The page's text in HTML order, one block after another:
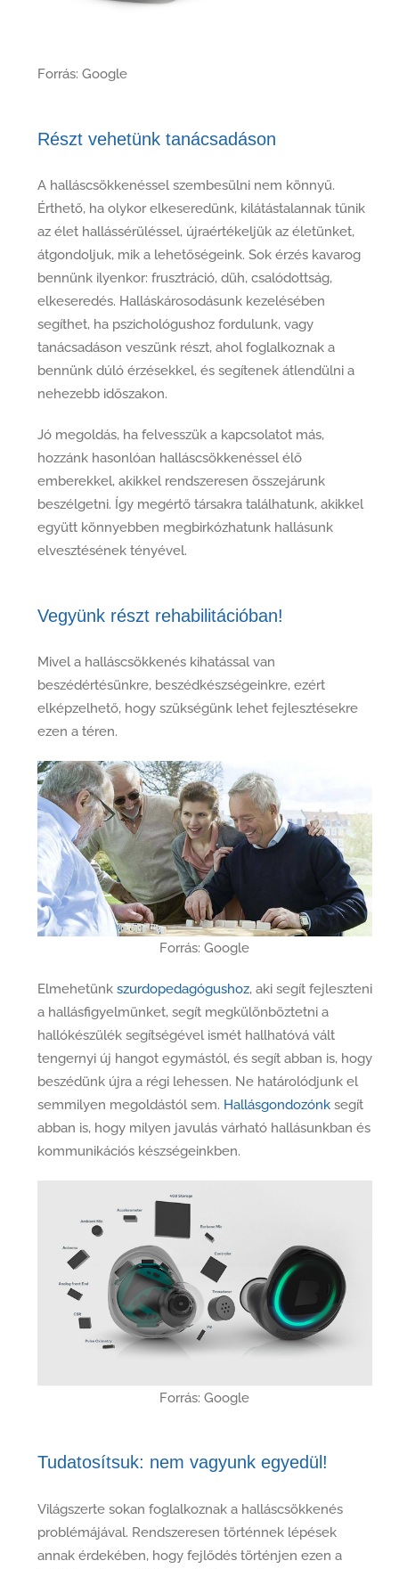
Forrás: Google
Részt vehetünk tanácsadáson
A halláscsökkenéssel szembesülni nem könnyű.
Érthető, ha olykor elkeseredünk, kilátástalannak tűnik
az élet hallássérüléssel, újraértékeljük az életünket,
átgondoljuk, mik a lehetőségeink. Sok érzés kavarog
bennünk ilyenkor: frusztráció, düh, csalódottság,
elkeseredés. Halláskárosodásunk kezelésében
segíthet, ha pszichológushoz fordulunk, vagy
tanácsadáson veszünk részt, ahol foglalkoznak a
bennünk dúló érzésekkel, és segítenek átlendülni a
nehezebb időszakon.
Jó megoldás, ha felvesszük a kapcsolatot más,
hozzánk hasonlóan halláscsökkenéssel élő
emberekkel, akikkel rendszeresen összejárunk
beszélgetni. Így megértő társakra találhatunk, akikkel
együtt könnyebben megbirkózhatunk hallásunk
elvesztésének tényével.
Vegyünk részt rehabilitációban!
Mivel a halláscsökkenés kihatással van
beszédértésünkre, beszédkészségeinkre, ezért
elképzelhető, hogy szükségünk lehet fejlesztésekre
ezen a téren.
Forrás: Google
Elmehetünk szurdopedagógushoz, aki segít fejleszteni
a hallásfigyelmünket, segít megkülönböztetni a
hallókészülék segítségével ismét hallhatóvá vált
tengernyi új hangot egymástól, és segít abban is, hogy
beszédünk újra a régi lehessen. Ne határolódjunk el
semmilyen megoldástól sem. Hallásgondozónksegít
abban is, hogy milyen javulás várható hallásunkban és
kommunikációs készségeinkben.
Forrás: Google
Tudatosítsuk: nem vagyunk egyedül!
Világszerte sokan foglalkoznak a halláscsökkenés
problémájával. Rendszeresen történnek lépések
annak érdekében, hogy fejlődés történjen ezen a